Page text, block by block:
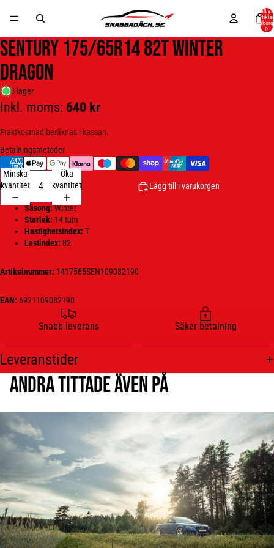
Totalt
0
Öppna
i
helskärm
SENTURY 175/65R14 82T Winter
Dragon
I lager
Inkl. moms: 640 kr
Fraktkostnad beräknas i kassan.
Betalningsmetoder
Minska
kvantitet
Öka
kvantitet
Lägg till i varukorgen
Säsong:Winter
Storlek: 14 tum
Hastighetsindex: T
Lastindex: 82
Artikelnummer: 1417565SEN109082190
EAN: 6921109082190
Snabb leverans Säker betalning
Leveranstider
Andra tittade även på